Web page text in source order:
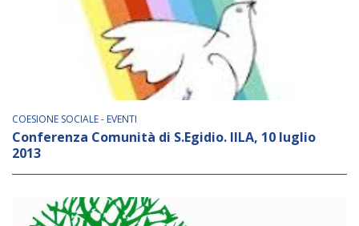
Alta Formazione
Albo fornitori
Contratti/Accordi/Grant
NEWSLETTER
COESIONE SOCIALE - EVENTI
Conferenza Comunità di S.Egidio. IILA, 10 luglio
2013